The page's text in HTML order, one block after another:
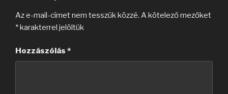
Az e-mail-címet nem tesszük közzé. A kötelező mezőket
*karakterrel jelöltük
Hozzászólás *